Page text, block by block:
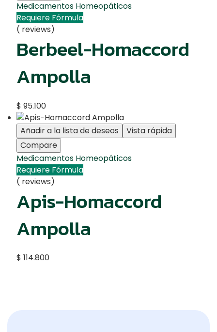
Medicamentos Homeopáticos
Requiere Fórmula
( reviews)
Berbeel-Homaccord
Ampolla
$ 95.100
Añadir a la lista de deseos
Vista rápida
Compare
Medicamentos Homeopáticos
Requiere Fórmula
( reviews)
Apis-Homaccord
Ampolla
$ 114.800